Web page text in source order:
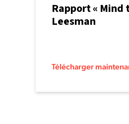
Rapport « Mind
Leesman
Télécharger